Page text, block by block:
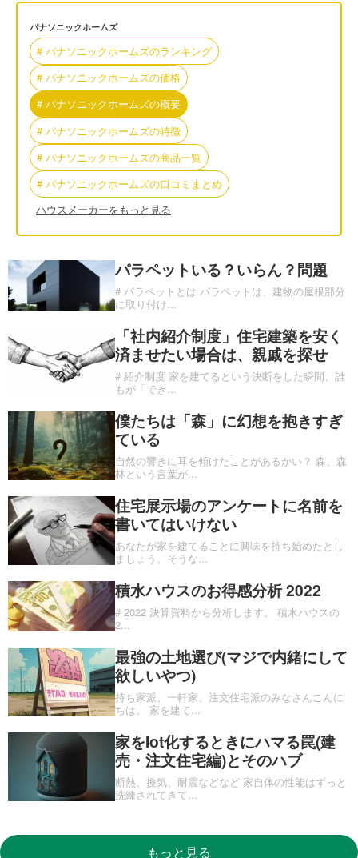
パナソニックホームズ
# パナソニックホームズのランキング
# パナソニックホームズの価格
# パナソニックホームズの概要
# パナソニックホームズの特徴
# パナソニックホームズの商品一覧
# パナソニックホームズの口コミまとめ
ハウスメーカーをもっと見る
パラペットいる？いらん？問題
# パラペットとは パラペットは、建物の屋根部分
に取り付け
「社内紹介制度」住宅建築を安く
済ませたい場合は、親戚を探せ
# 紹介制度 家を建てるという決断をした瞬間、誰
もが「でき
僕たちは「森」に幻想を抱きすぎ
ている
自然の響きに耳を傾けたことがあるかい？ 森、森
林という言葉が
住宅展示場のアンケートに名前を
書いてはいけない
あなたが家を建てることに興味を持ち始めたとし
ましょう。そうな
積水ハウスのお得感分析 2022
# 2022 決算資料から分析します。 積水ハウスの
2
最強の土地選び(マジで内緒にして
欲しいやつ)
持ち家派、一軒家、注文住宅派のみなさんこんに
ちは。 家を建て
家をIot化するときにハマる罠(建
売・注文住宅編)とそのハブ
断熱、換気、耐震などなど 家自体の性能はずっと
洗練されてきて
もっと見る